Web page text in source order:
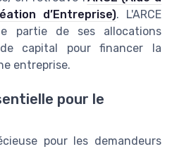
d’Entreprise). L'ARCE
partie de ses allocations
capital pour financer la
entreprise.
pour le
pour les demandeurs